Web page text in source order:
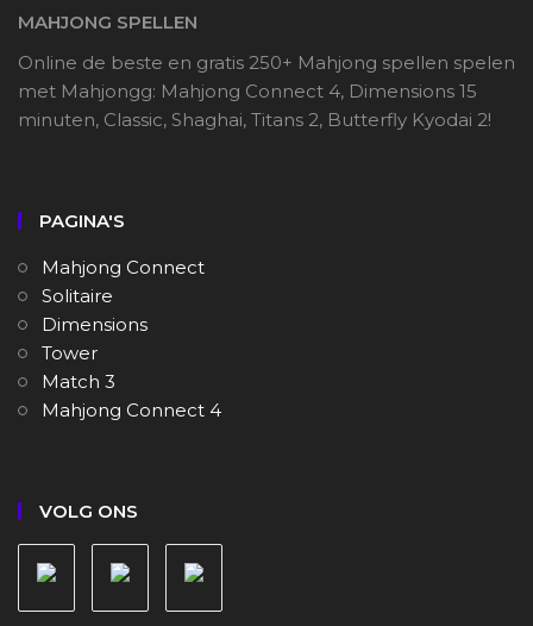
MAHJONG SPELLEN
Online de beste en gratis 250+ Mahjong spellen spelen
met Mahjongg: Mahjong Connect 4, Dimensions 15
minuten, Classic, Shaghai, Titans 2, Butterfly Kyodai 2!
PAGINA'S
Mahjong Connect
Solitaire
Dimensions
Tower
Match 3
Mahjong Connect 4
VOLG ONS